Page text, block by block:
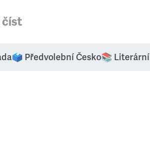
číst
🗳️ Předvolební Česko📚